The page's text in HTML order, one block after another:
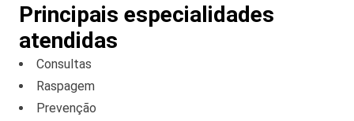
Principais especialidades
atendidas
Consultas
Raspagem
Prevenção